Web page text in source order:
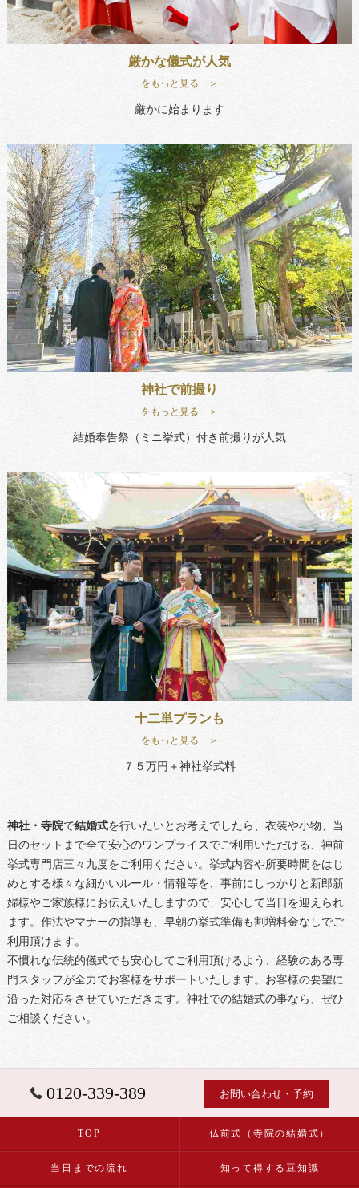
厳かな儀式が人気
をもっと見る ＞
厳かに始まります
神社で前撮り
をもっと見る ＞
結婚奉告祭（ミニ挙式）付き前撮りが人気
十二単プランも
をもっと見る ＞
７５万円＋神社挙式料
神社・寺院で結婚式を行いたいとお考えでしたら、衣装や小物、当
日のセットまで全て安心のワンプライスでご利用いただける、神前
挙式専門店三々九度をご利用ください。挙式内容や所要時間をはじ
めとする様々な細かいルール・情報等を、事前にしっかりと新郎新
婦様やご家族様にお伝えいたしますので、安心して当日を迎えられ
ます。作法やマナーの指導も、早朝の挙式準備も割増料金なしでご
利用頂けます。
不慣れな伝統的儀式でも安心してご利用頂けるよう、経験のある専
門スタッフが全力でお客様をサポートいたします。お客様の要望に
沿った対応をさせていただきます。神社での結婚式の事なら、ぜひ
ご相談ください。
0120-339-389 お問い合わせ・予約
TOP 仏前式（寺院の結婚式）
当日までの流れ 知って得する豆知識